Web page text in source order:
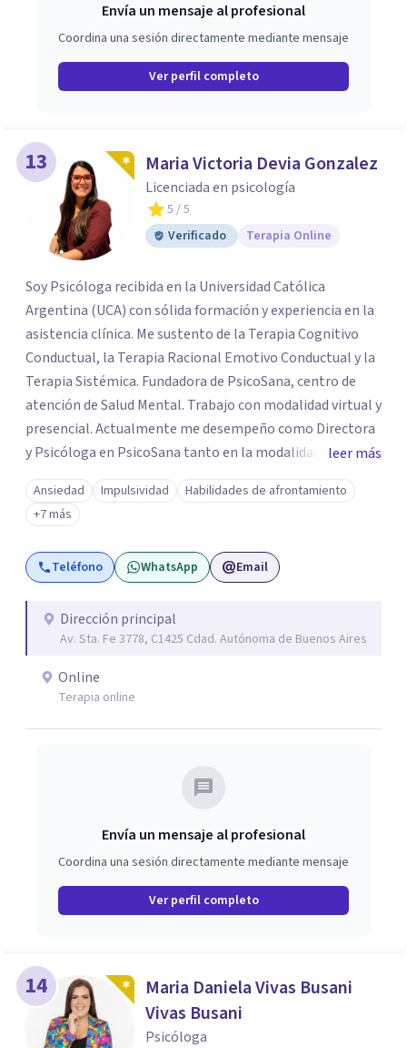
Envía un mensaje al profesional
Coordina una sesión directamente mediante mensaje
Ver perfil completo
13 Maria Victoria Devia Gonzalez
Licenciada en psicología
5 / 5
Verificado
Terapia Online
Soy Psicóloga recibida en la Universidad Católica
Argentina (UCA) con sólida formación y experiencia en la
asistencia clínica. Me sustento de la Terapia Cognitivo
Conductual, la Terapia Racional Emotivo Conductual y la
Terapia Sistémica. Fundadora de PsicoSana, centro de
atención de Salud Mental. Trabajo con modalidad virtual y
presencial. Actualmente me desempeño como Directora
y Psicóloga en PsicoSana tanto en la modalidad
presencial como la modalidad online. Busco poder
acompañarte en tu proyecto de vida, de
autoconocimiento, autoestima, bienestar y amor propio.
Mi objetivo es poder ayudarte a conocer tus emociones
desde una estabilidad emocional para lograr una
Lic. Ricardo L.M. Boucherie, quien posee una orientación
Sistémica, Cognitivo Conductual y Psicoanálisis
leer más
Ansiedad Impulsividad
Habilidades de afrontamiento
+7 más
Teléfono WhatsApp Email
Dirección principal
Av. Sta. Fe 3778, C1425 Cdad. Autónoma de Buenos Aires
Online
Terapia online
Envía un mensaje al profesional
Coordina una sesión directamente mediante mensaje
Ver perfil completo
14
Maria Daniela Vivas Busani
Vivas Busani
Psicóloga